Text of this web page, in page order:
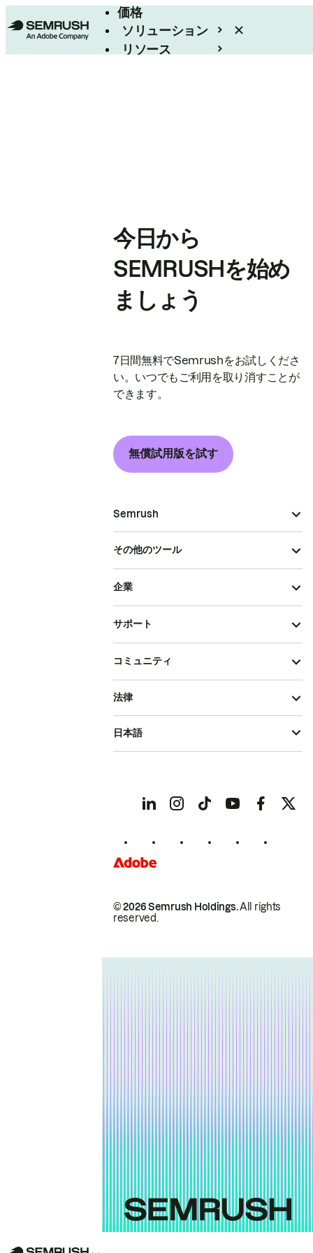
価格
ソリューション
リソース
今日から
SEMRUSHを始め
ましょう
7日間無料でSemrushをお試しくださ
い。いつでもご利用を取り消すことが
できます。
無償試用版を試す
Semrush
その他のツール
企業
サポート
コミュニティ
© 2026 Semrush Holdings.All rights
reserved.
法律
日本語